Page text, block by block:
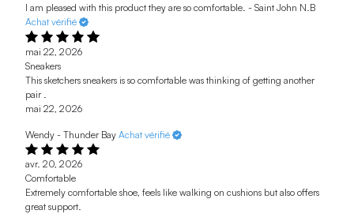
I am pleased with this product they are so comfortable. - Saint John N.B
Achat vérifié
mai 22, 2026
Sneakers
This sketchers sneakers is so comfortable was thinking of getting another
pair .
mai 22, 2026
Wendy - Thunder Bay Achat vérifié
avr. 20, 2026
Comfortable
Extremely comfortable shoe, feels like walking on cushions but also offers
great support.